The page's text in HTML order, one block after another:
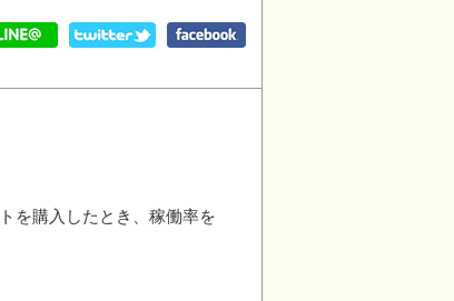
を購入したとき、稼働率を